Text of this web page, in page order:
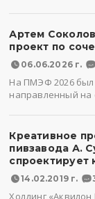
Артем
проект по
06.06.2026 г.
На ПМЭФ 2026 был
направленный на
Креативное
пивзавода А.
спроектирует
14.02.2019 г.
Холдинг